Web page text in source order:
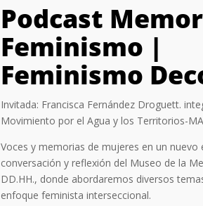
Podcast
Feminismo |
Feminismo
Invitada: Francisca Fernández Droguett.
Movimiento por el Agua y los Territorios-
Voces y memorias de mujeres en un nuevo
conversación y reflexión del Museo de la
DD.HH., donde abordaremos diversos
enfoque feminista interseccional.